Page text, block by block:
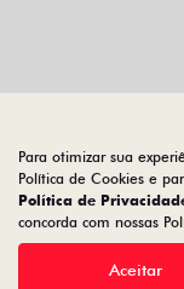
IMPERIA -
18.966.111/0001-12
Para otimizar sua
Política de Cookies e
Política de
concorda com nossas
Aceitar